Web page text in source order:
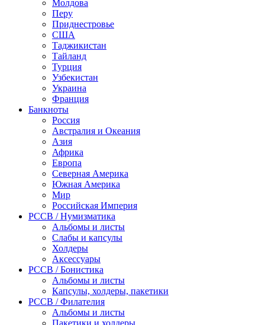
Молдова
Перу
Приднестровье
США
Таджикистан
Тайланд
Турция
Узбекистан
Украина
Франция
Банкноты
Россия
Австралия и Океания
Азия
Африка
Европа
Северная Америка
Южная Америка
Мир
Российская Империя
PCCB / Нумизматика
Альбомы и листы
Слабы и капсулы
Холдеры
Аксессуары
PCCB / Бонистика
Альбомы и листы
Капсулы, холдеры, пакетики
PCCB / Филателия
Альбомы и листы
Пакетики и холдеры